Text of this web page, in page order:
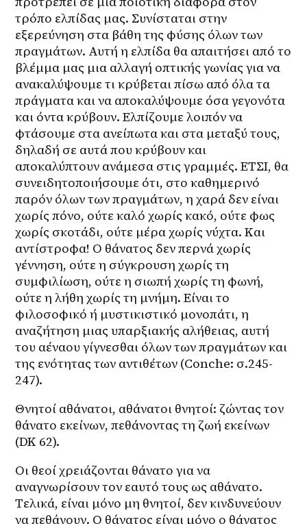
τρόπο ελπίδας μας. Συνίσταται στην
εξερεύνηση στα βάθη της φύσης όλων των
πραγμάτων. Αυτή η ελπίδα θα απαιτήσει από το
βλέμμα μας μια αλλαγή οπτικής γωνίας για να
ανακαλύψουμε τι κρύβεται πίσω από όλα τα
πράγματα και να αποκαλύψουμε όσα γεγονότα
και όντα κρύβουν. Ελπίζουμε λοιπόν να
φτάσουμε στα ανείπωτα και στα μεταξύ τους,
δηλαδή σε αυτά που κρύβουν και
αποκαλύπτουν ανάμεσα στις γραμμές. ΕΤΣΙ, θα
συνειδητοποιήσουμε ότι, στο καθημερινό
παρόν όλων των πραγμάτων, η χαρά δεν είναι
χωρίς πόνο, ούτε καλό χωρίς κακό, ούτε φως
χωρίς σκοτάδι, ούτε μέρα χωρίς νύχτα. Και
αντίστροφα! Ο θάνατος δεν περνά χωρίς
γέννηση, ούτε η σύγκρουση χωρίς τη
συμφιλίωση, ούτε η σιωπή χωρίς τη φωνή,
ούτε η λήθη χωρίς τη μνήμη. Είναι το
φιλοσοφικό ή μυστικιστικό μονοπάτι, η
αναζήτηση μιας υπαρξιακής αλήθειας, αυτή
του αέναου γίγνεσθαι όλων των πραγμάτων και
της ενότητας των αντιθέτων (Conche: σ.245-
247).
Θνητοί αθάνατοι, αθάνατοι θνητοί: ζώντας τον
θάνατο εκείνων, πεθάνοντας τη ζωή εκείνων
(DK 62).
Οι θεοί χρειάζονται θάνατο για να
αναγνωρίσουν τον εαυτό τους ως αθάνατο.
Τελικά, είναι μόνο μη θνητοί, δεν κινδυνεύουν
να πεθάνουν. Ο θάνατος είναι μόνο ο θάνατος